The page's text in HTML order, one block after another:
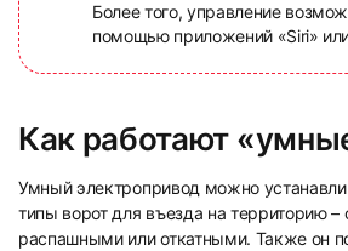
Более того, управление
помощью приложений «Siri»
Как работают
Умный электропривод можно
типы ворот для въезда на территорию –
распашными или откатными. Также он